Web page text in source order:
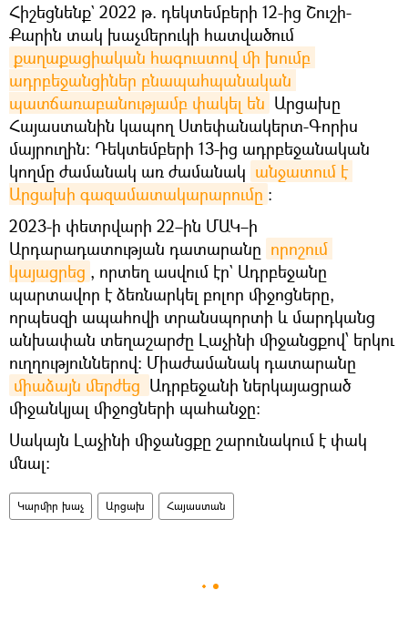
Հիշեցնենք` 2022 թ. դեկտեմբերի 12-ից Շուշի-
Քարին տակ խաչմերուկի հատվածում
քաղաքացիական հագուստով մի խումբ
ադրբեջանցիներ բնապահպանական
պատճառաբանությամբ փակել են Արցախը
Հայաստանին կապող Ստեփանակերտ-Գորիս
մայրուղին։ Դեկտեմբերի 13-ից ադրբեջանական
կողմը ժամանակ առ ժամանակ անջատում է
Արցախի գազամատակարարումը ։
2023-ի փետրվարի 22–ին ՄԱԿ–ի
Արդարադատության դատարանը որոշում
կայացրեց , որտեղ ասվում էր` Ադրբեջանը
պարտավոր է ձեռնարկել բոլոր միջոցները,
որպեսզի ապահովի տրանսպորտի և մարդկանց
անխափան տեղաշարժը Լաչինի միջանցքով՝ երկու
ուղղություններով։ Միաժամանակ դատարանը
միաձայն մերժեց Ադրբեջանի ներկայացրած
միջանկյալ միջոցների պահանջը։
Սակայն Լաչինի միջանցքը շարունակում է փակ
մնալ։
Կարմիր խաչ Արցախ Հայաստան